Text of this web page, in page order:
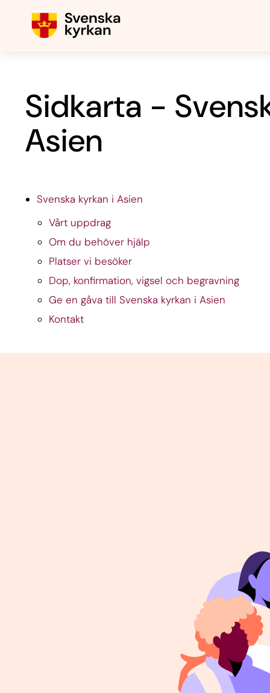
Sidkarta -
Asien
Svenska kyrkan i Asien
Vårt uppdrag
Om du behöver hjälp
Platser vi besöker
Dop, konfirmation, vigsel och begravning
Ge en gåva till Svenska kyrkan i Asien
Kontakt